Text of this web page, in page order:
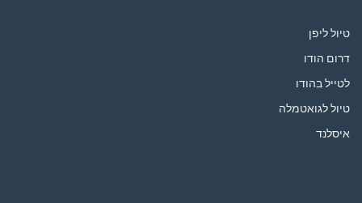
טיול ליפן
דרום הודו
לטייל בהודו
טיול לגואטמלה
איסלנד